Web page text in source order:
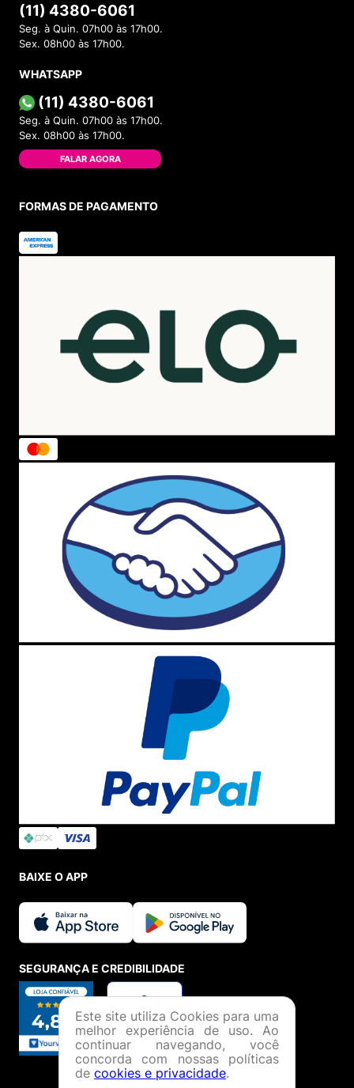
(11) 4380-6061
Seg. à Quin. 07h00 às 17h00.
Sex. 08h00 às 17h00.
WHATSAPP
(11) 4380-6061
Seg. à Quin. 07h00 às 17h00.
Sex. 08h00 às 17h00.
FALAR AGORA
FORMAS DE PAGAMENTO
BAIXE O APP
SEGURANÇA E CREDIBILIDADE
Este site utiliza Cookies para uma
melhor experiência de uso. Ao
continuar navegando, você
concorda com nossas políticas
de cookies e privacidade.